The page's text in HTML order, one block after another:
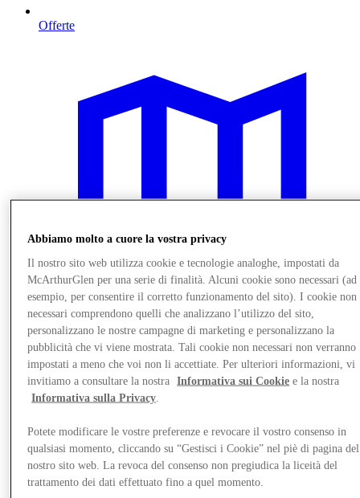
Offerte
Vieni a trovarci
Abbiamo molto a cuore la vostra privacy
Il nostro sito web utilizza cookie e tecnologie analoghe, impostati da
McArthurGlen per una serie di finalità. Alcuni cookie sono necessari (ad
esempio, per consentire il corretto funzionamento del sito). I cookie non
necessari comprendono quelli che analizzano l’utilizzo del sito,
personalizzano le nostre campagne di marketing e personalizzano la
pubblicità che vi viene mostrata. Tali cookie non necessari non verranno
impostati a meno che voi non li accettiate. Per ulteriori informazioni, vi
invitiamo a consultare la nostra
Informativa sui Cookie e la nostra
Informativa sulla Privacy
Potete modificare le vostre preferenze e revocare il vostro consenso in
qualsiasi momento, cliccando su “Gestisci i Cookie” nel piè di pagina del
nostro sito web. La revoca del consenso non pregiudica la liceità del
trattamento dei dati effettuato fino a quel momento.